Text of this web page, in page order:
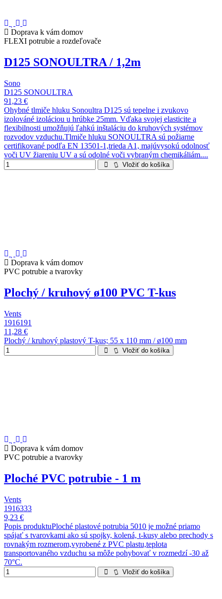
Doprava k vám domov
FLEXI potrubie a rozdeľovače
D125 SONOULTRA / 1,2m
Sono
D125 SONOULTRA
91,23 €
Ohybné tlmiče hluku Sonoultra D125 sú tepelne i zvukovo
izolováné izoláciou u hrúbke 25mm. Vďaka svojej elasticite a
flexibilnosti umožňujú ľahkú inštaláciu do kruhových systémov
rozvodov vzduchu.Tlmiče hluku SONOULTRA sú požiarne
certifikované podľa EN 13501-1,trieda A1, majúvysokú odolnosť
voči UV žiareniu UV a sú odolné voči vybraným chemikáliám....
Vložiť do košíka
Doprava k vám domov
PVC potrubie a tvarovky
Plochý / kruhový ø100 PVC T-kus
Vents
1916191
11,28 €
Plochý / kruhový plastový T-kus; 55 x 110 mm / ø100 mm
Vložiť do košíka
Doprava k vám domov
PVC potrubie a tvarovky
Ploché PVC potrubie - 1 m
Vents
1916333
9,23 €
Popis produktuPloché plastové potrubia 5010 je možné priamo
spájať s tvarovkami ako sú spojky, kolená, t-kusy alebo prechody s
rovnakým rozmerom,vyrobené z PVC plastu,teplota
transportovaného vzduchu sa môže pohybovať v rozmedzí -30 až
70°C.
Vložiť do košíka